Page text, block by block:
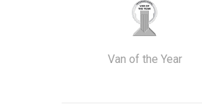
Van of the Year